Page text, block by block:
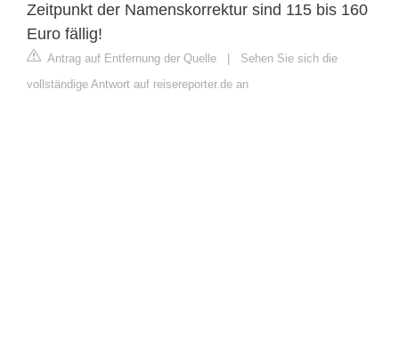
Zeitpunkt der Namenskorrektur sind 115 bis 160
Euro fällig!
Antrag auf Entfernung der Quelle
Sehen Sie sich die
vollständige Antwort auf reisereporter.de an